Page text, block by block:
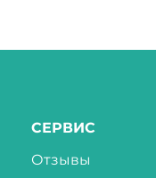
СЕРВИС
Отзывы